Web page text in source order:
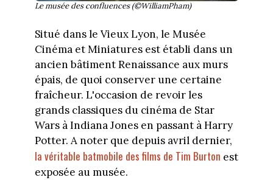
Le musée des confluences (©WilliamPham)
Situé dans le Vieux Lyon, le Musée
Cinéma et Miniatures est établi dans un
ancien bâtiment Renaissance aux murs
épais, de quoi conserver une certaine
fraîcheur. L'occasion de revoir les
grands classiques du cinéma de Star
Wars à Indiana Jones en passant à Harry
Potter. A noter que depuis avril dernier,
la véritable batmobile des films de Tim Burton est
exposée au musée.